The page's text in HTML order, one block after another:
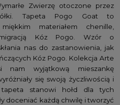
Zwierzę otoczone przez
Tapeta Pogo Goat to
materiałem chenille,
Kóz Pogo. Wzór o
nas do zastanowienia, jak
Kóz Pogo. Kolekcja Arte
nam wyjątkową mieszankę
się swoją życzliwością i
stanowi hołd dla tych
doceniać każdą chwilę i tworzyć